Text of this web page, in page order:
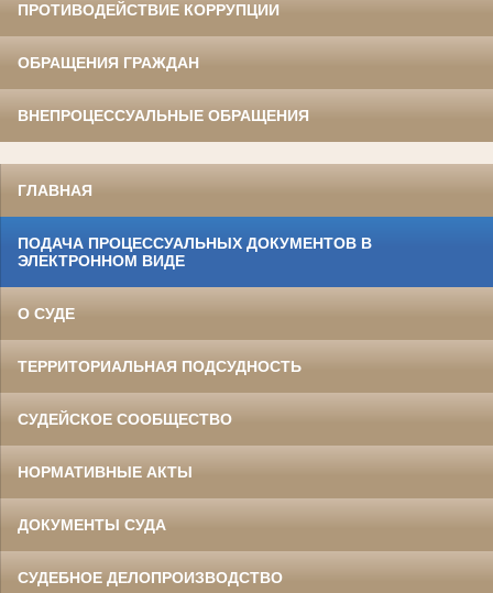
ПРОТИВОДЕЙСТВИЕ КОРРУПЦИИ
ОБРАЩЕНИЯ ГРАЖДАН
ВНЕПРОЦЕССУАЛЬНЫЕ ОБРАЩЕНИЯ
ГЛАВНАЯ
ПОДАЧА ПРОЦЕССУАЛЬНЫХ ДОКУМЕНТОВ В
ЭЛЕКТРОННОМ ВИДЕ
О СУДЕ
ТЕРРИТОРИАЛЬНАЯ ПОДСУДНОСТЬ
СУДЕЙСКОЕ СООБЩЕСТВО
НОРМАТИВНЫЕ АКТЫ
ДОКУМЕНТЫ СУДА
СУДЕБНОЕ ДЕЛОПРОИЗВОДСТВО